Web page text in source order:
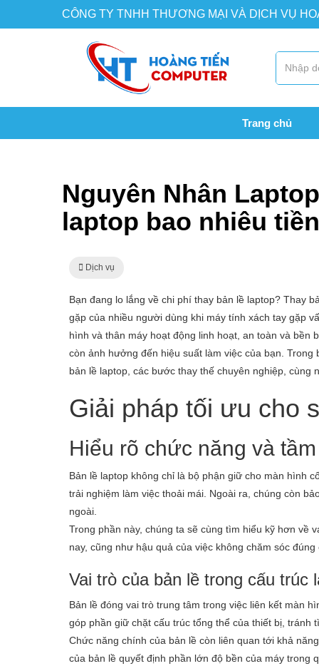
CÔNG TY TNHH THƯƠNG MẠI VÀ DỊCH VỤ
Trang chủ
Nguyên Nhân
laptop bao nhiêu
Dịch vụ
Bạn đang lo lắng về chi phí thay bản lề laptop? Thay
gặp của nhiều người dùng khi máy tính xách tay gặp
hình và thân máy hoạt động linh hoạt, an toàn và bền
còn ảnh hưởng đến hiệu suất làm việc của bạn.
bản lề laptop, các bước thay thế chuyên nghiệp,
Giải pháp tối ưu cho
Hiểu rõ chức năng và
Bản lề laptop không chỉ là bộ phận giữ cho màn hình
trải nghiệm làm việc thoải mái. Ngoài ra, chúng còn
ngoài.
Trong phần này, chúng ta sẽ cùng tìm hiểu kỹ hơn về
nay, cũng như hậu quả của việc không chăm sóc đúng
Vai trò của bản lề trong cấu trúc
Bản lề đóng vai trò trung tâm trong việc liên kết màn
góp phần giữ chặt cấu trúc tổng thể của thiết bị, tránh
Chức năng chính của bản lề còn liên quan tới khả
của bản lề quyết định phần lớn độ bền của máy trong